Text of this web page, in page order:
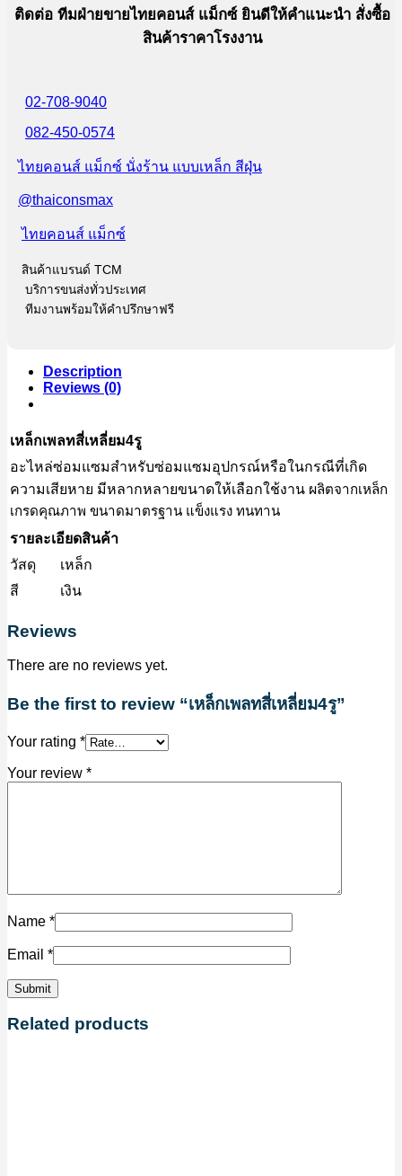
ติดต่อ ทีมฝ่ายขายไทยคอนส์ แม็กซ์ ยินดีให้คำแนะนำ สั่งซื้อ
สินค้าราคาโรงงาน
02-708-9040
082-450-0574
ไทยคอนส์ แม็กซ์ นั่งร้าน แบบเหล็ก สีฝุ่น
@thaiconsmax
ไทยคอนส์ แม็กซ์
สินค้าแบรนด์ TCM
บริการขนส่งทั่วประเทศ
ทีมงานพร้อมให้คำปรึกษาฟรี
Description
Reviews (0)
เหล็กเพลทสี่เหลี่ยม4รู
อะไหล่ซ่อมแซมสำหรับซ่อมแซมอุปกรณ์หรือในกรณีที่เกิด
ความเสียหาย มีหลากหลายขนาดให้เลือกใช้งาน ผลิตจากเหล็ก
เกรดคุณภาพ ขนาดมาตรฐาน แข็งแรง ทนทาน
รายละเอียดสินค้า
วัสดุ
เหล็ก
สี
เงิน
Reviews
There are no reviews yet.
Be the first to review “เหล็กเพลทสี่เหลี่ยม4รู”
Your rating *
Your review *
Name *
Email *
Related products